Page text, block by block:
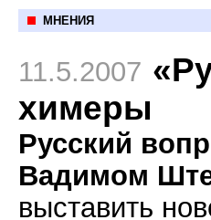
МНЕНИЯ
11.5.2007
химеры
Русский
Вадимом
выставить